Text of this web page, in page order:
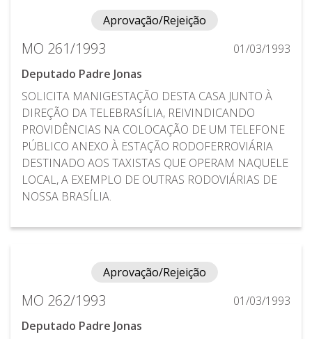
Aprovação/Rejeição
MO 261/1993
01/03/1993
Deputado Padre Jonas
SOLICITA MANIGESTAÇÃO DESTA CASA JUNTO À
DIREÇÃO DA TELEBRASÍLIA, REIVINDICANDO
PROVIDÊNCIAS NA COLOCAÇÃO DE UM TELEFONE
PÚBLICO ANEXO À ESTAÇÃO RODOFERROVIÁRIA
DESTINADO AOS TAXISTAS QUE OPERAM NAQUELE
LOCAL, A EXEMPLO DE OUTRAS RODOVIÁRIAS DE
NOSSA BRASÍLIA.
Aprovação/Rejeição
MO 262/1993
01/03/1993
Deputado Padre Jonas